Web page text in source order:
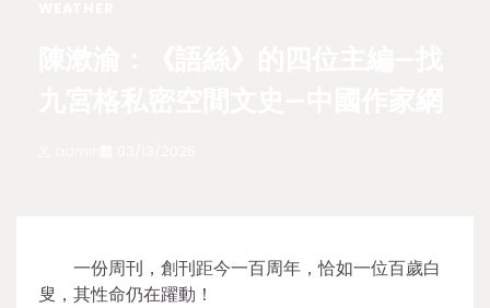
一份周刊，創刊距今一百周年，恰如一位百歲白
叟，其性命仍在躍動！